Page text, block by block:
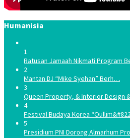
Humanisia
1
Ratusan Jamaah Nikmati Program
2
Mantan DJ “Mike Syehan” Berh…
3
Queen Property, & Interior Design
4
Festival Budaya Korea
5
Presidium PNI Dorong Almarhum